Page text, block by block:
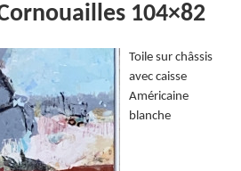
104×82
Toile sur châssis
avec caisse
Américaine
blanche